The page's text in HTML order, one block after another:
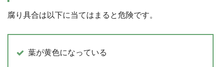
腐り具合は以下に当てはまると危険です。
葉が黄色になっている